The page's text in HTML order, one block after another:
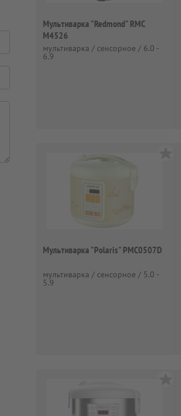
Мультиварка "Redmond" RMC
M4526
мультиварка / сенсорное / 6.0 -
6.9
Мультиварка "Polaris" PMC0507D
мультиварка / сенсорное / 5.0 -
5.9